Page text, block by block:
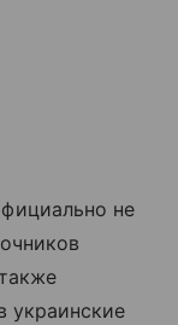
не
украинские